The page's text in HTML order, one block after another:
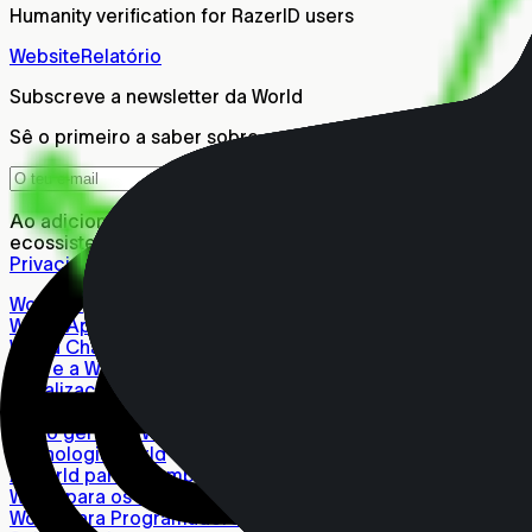
Humanity verification for RazerID users
WebsiteRelatório
Subscreve a newsletter da World
Sê o primeiro a saber sobre as últimas novidades da World.
Ao adicionares o teu endereço de e-mail e clicares em
ecossistema. Para detalhes sobre a forma como
Privacidade
World ID
World App
World Chain
Sobre a World
Localizações Conceito da World
Blogs da World
Visão geral da World
Tecnologia World
A World para as empresas
World para os Governos
World para Programadores